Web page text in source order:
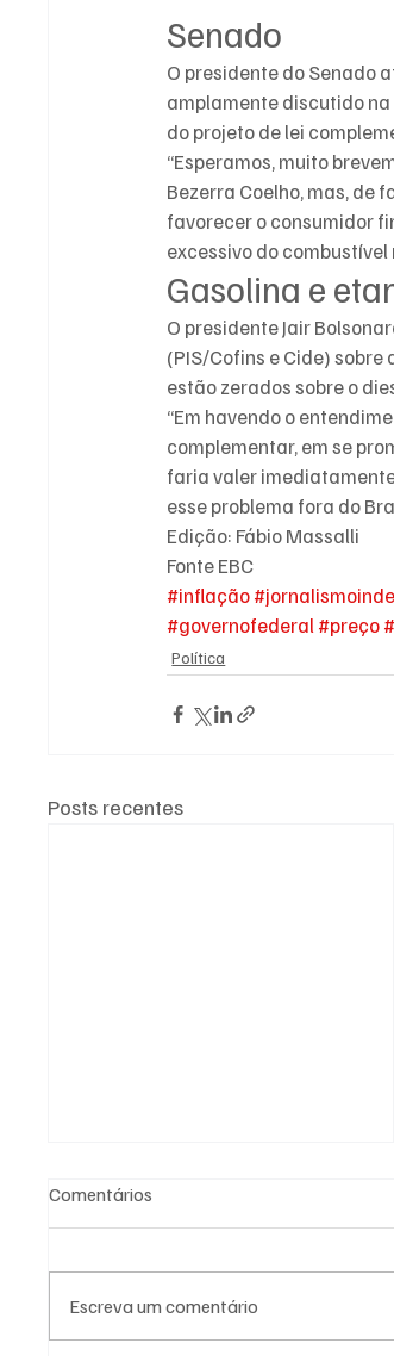
Senado
O presidente do Senado
amplamente discutido na
do projeto de lei
“Esperamos, muito
Bezerra Coelho, mas, de
favorecer o consumidor
excessivo do combustível
Gasolina e
O presidente Jair
(PIS/Cofins e Cide) sobre
estão zerados sobre o
“Em havendo o
complementar, em se
faria valer
esse problema fora do
Edição: Fábio Massalli
Fonte EBC
#inflação
#governofederal #preço
Política
Posts recentes
Comentários
Escreva um comentário